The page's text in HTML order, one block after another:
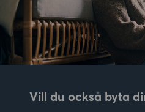
Vill du också byta